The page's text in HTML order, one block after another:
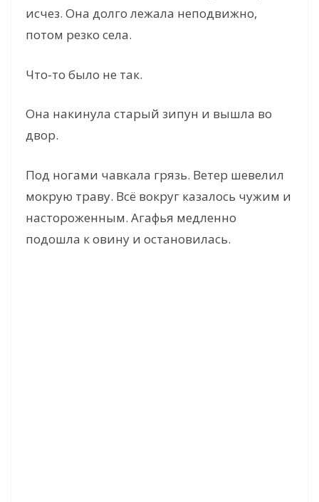
исчез. Она долго лежала неподвижно,
потом резко села.
Что-то было не так.
Она накинула старый зипун и вышла во
двор.
Под ногами чавкала грязь. Ветер шевелил
мокрую траву. Всё вокруг казалось чужим и
настороженным. Агафья медленно
подошла к овину и остановилась.